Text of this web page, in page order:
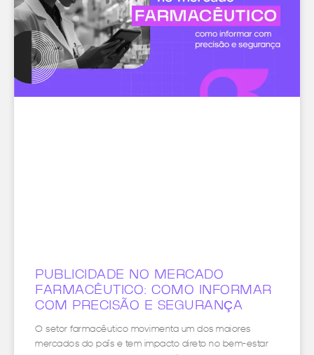
PUBLICIDADE NO MERCADO
FARMACÊUTICO: COMO INFORMAR
COM PRECISÃO E SEGURANÇA
O setor farmacêutico movimenta um dos maiores
mercados do país e tem impacto direto no bem-estar